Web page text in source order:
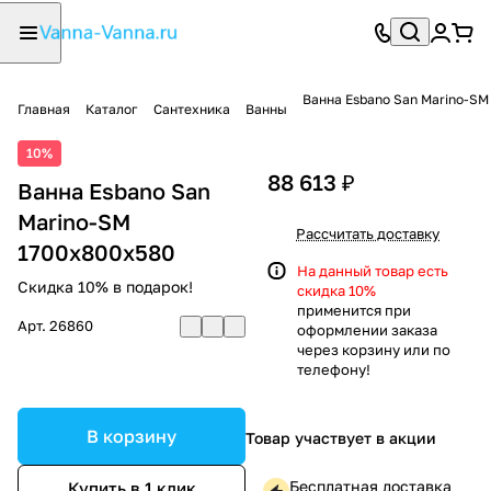
Главная Каталог Сантехника Ванны
Ванна Esbano San Marino-
10%
Ванна Esbano San
Marino-SM
1700x800x580
Скидка 10% в подарок!
Арт. 26860
В корзину
88 613 ₽
Рассчитать доставку
На данный товар есть
скидка 10%
применится при
оформлении заказа
через корзину или по
телефону!
Товар участвует в акции
Бесплатная доставка